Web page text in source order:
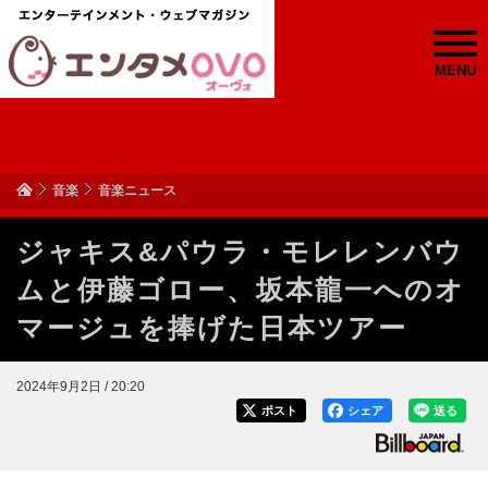
MENU
音楽 音楽ニュース
ジャキス&パウラ・モレレンバウ
ムと伊藤ゴロー、坂本龍一へのオ
マージュを捧げた日本ツアー
2024年9月2日 / 20:20
送る
シェア
ポスト